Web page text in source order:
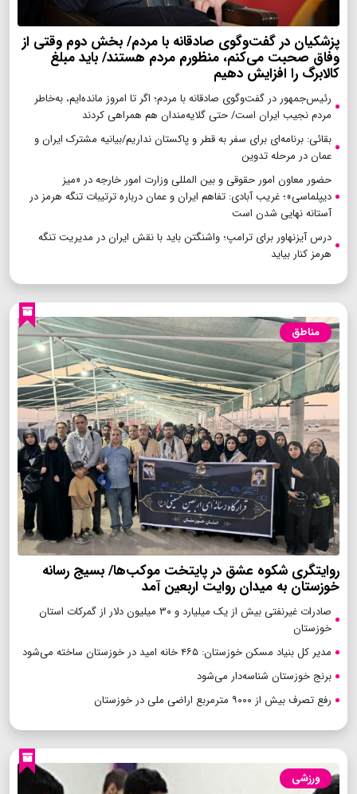
پزشکیان در گفت‌وگوی صادقانه با مردم/ بخش دوم وقتی از
وفاق صحبت می‌کنم، منظورم مردم هستند/ باید مبلغ
کالابرگ را افزایش دهیم
رئیس‌جمهور در گفت‌وگوی صادقانه با مردم؛ اگر تا امروز مانده‌ایم، به‌خاطر
مردم نجیب ایران است/ حتی گلایه‌مندان هم همراهی کردند
بقائی: برنامه‌ای برای سفر به قطر و پاکستان نداریم/بیانیه مشترک ایران و
عمان در مرحله تدوین
حضور معاون امور حقوقی و بین المللی وزارت امور خارجه در «میز
دیپلماسی»؛ غریب آبادی: تفاهم ایران و عمان درباره ترتیبات تنگه هرمز در
آستانه نهایی شدن است
درس آیزنهاور برای ترامپ؛ واشنگتن باید با نقش ایران در مدیریت تنگه
هرمز کنار بیاید
مناطق
روایتگری شکوه عشق در پایتخت موکب‌ها/ بسیج رسانه
خوزستان به میدان روایت اربعین آمد
صادرات غیرنفتی بیش از یک میلیارد و ۳۰ میلیون دلار از گمرکات استان
خوزستان
مدیر کل بنیاد مسکن خوزستان: ۴۶۵ خانه امید در خوزستان ساخته می‌شود
برنج خوزستان شناسه‌دار می‌شود
رفع تصرف بیش از ۹۰۰۰ مترمربع اراضی ملی در خوزستان
ورزشی